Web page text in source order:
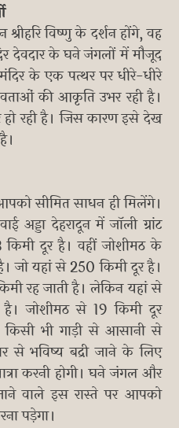
विष्णु के दर्शन होंगे, वह
देवदार के घने जंगलों में मौजूद
के एक पत्थर पर धीरे-धीरे
की आकृति उभर रही है।
हो रही है। जिस कारण इसे देख
सीमित साधन ही मिलेंगे।
देहरादून में जॉली ग्रांट
किमी दूर है। वहीं जोशीमठ के
जो यहां से 250 किमी दूर है।
रह जाती है। लेकिन यहां से
जोशीमठ से 19 किमी दूर
भी गाड़ी से आसानी से
भविष्य बद्री जाने के लिए
करनी होगी। घने जंगल और
वाले इस रास्ते पर आपको
पड़ेगा।